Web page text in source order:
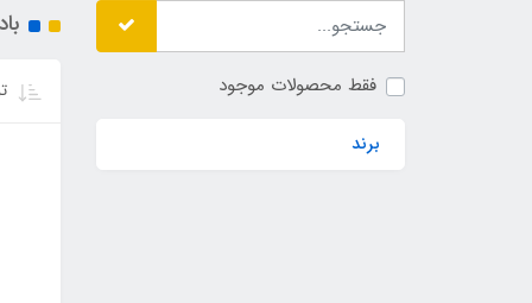
فقط محصولات موجود
برند